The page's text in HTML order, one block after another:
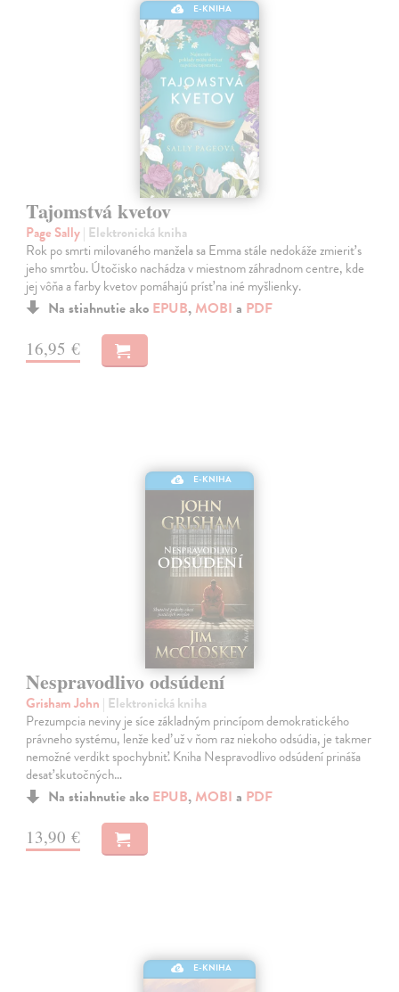
E-KNIHA
Tajomstvá kvetov
Page Sally| Elektronická kniha
Rok po smrti milovaného manžela sa Emma stále nedokáže zmieriť s
jeho smrťou. Útočisko nachádza v miestnom záhradnom centre, kde
jej vôňa a farby kvetov pomáhajú prísť na iné myšlienky.
Na stiahnutie ako EPUB, MOBI a PDF
16,95 €
E-KNIHA
Nespravodlivo odsúdení
Grisham John | Elektronická kniha
Prezumpcia neviny je síce základným princípom demokratického
právneho systému, lenže keď už v ňom raz niekoho odsúdia, je takmer
nemožné verdikt spochybniť. Kniha Nespravodlivo odsúdení prináša
desať skutočných…
Na stiahnutie ako EPUB, MOBI a PDF
13,90 €
E-KNIHA